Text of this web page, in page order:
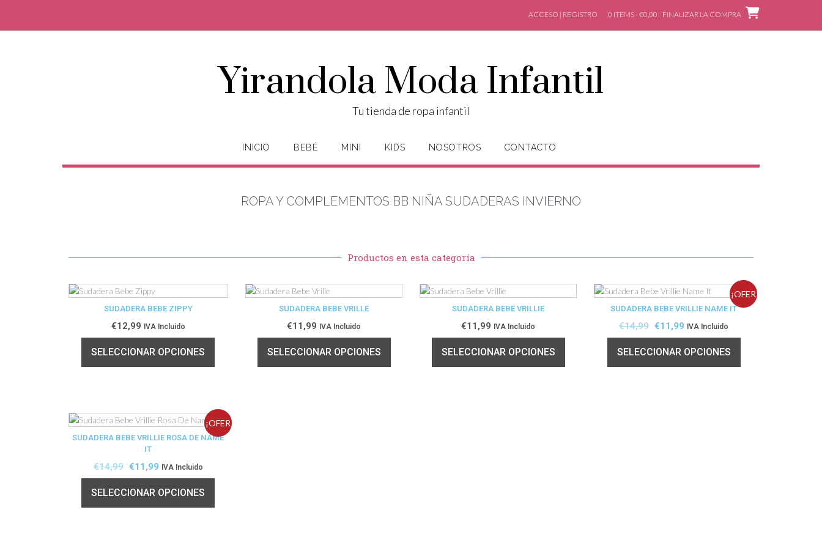
ACCESO | REGISTRO 0 ITEMS - €0,00 FINALIZAR LA COMPRA
Yirandola Moda Infantil
Tu tienda de ropa infantil
INICIO BEBÉ MINI KIDS NOSOTROS CONTACTO
ROPA Y COMPLEMENTOS BB NIÑA SUDADERAS INVIERNO
Productos en esta categoría
SUDADERA BEBE ZIPPY
€12,99 IVA Incluido
SELECCIONAR OPCIONES
SUDADERA BEBE VRILLE
€11,99 IVA Incluido
SELECCIONAR OPCIONES
SUDADERA BEBE VRILLIE
€11,99 IVA Incluido
SELECCIONAR OPCIONES
¡OFER
SUDADERA BEBE VRILLIE NAME IT
€14,99 €11,99 IVA Incluido
SELECCIONAR OPCIONES
¡OFER
SUDADERA BEBE VRILLIE ROSA DE NAME
IT
€14,99 €11,99 IVA Incluido
SELECCIONAR OPCIONES